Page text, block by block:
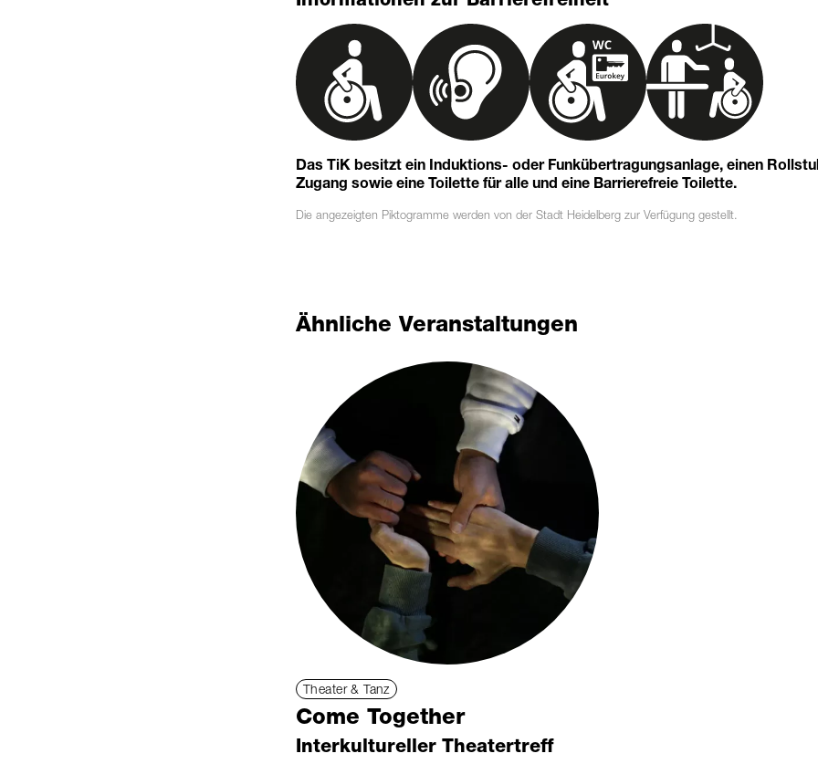
Das TiK besitzt ein Induktions- oder Funkübertragungsanlage, einen
Zugang sowie eine Toilette für alle und eine Barrierefreie Toilette.
Die angezeigten Piktogramme werden von der Stadt Heidelberg zur Verfügung gestellt.
Ähnliche Veranstaltungen
Theater & Tanz
Come Together
Interkultureller Theatertreff